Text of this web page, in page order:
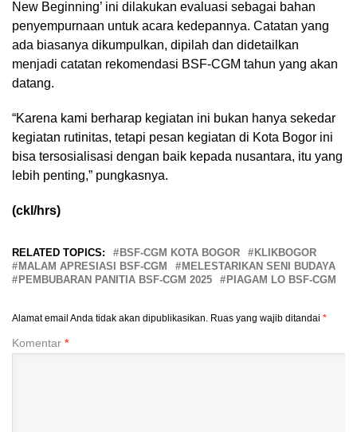
New Beginning’ ini dilakukan evaluasi sebagai bahan
penyempurnaan untuk acara kedepannya. Catatan yang
ada biasanya dikumpulkan, dipilah dan didetailkan
menjadi catatan rekomendasi BSF-CGM tahun yang akan
datang.
“Karena kami berharap kegiatan ini bukan hanya sekedar
kegiatan rutinitas, tetapi pesan kegiatan di Kota Bogor ini
bisa tersosialisasi dengan baik kepada nusantara, itu yang
lebih penting,” pungkasnya.
(ckl/hrs)
RELATED TOPICS: BSF-CGM KOTA BOGOR
KLIKBOGOR
MALAM APRESIASI BSF-CGM
MELESTARIKAN SENI BUDAYA
PEMBUBARAN PANITIA BSF-CGM 2025
PIAGAM LO BSF-CGM
Alamat email Anda tidak akan dipublikasikan. Ruas yang wajib ditandai *
Komentar *